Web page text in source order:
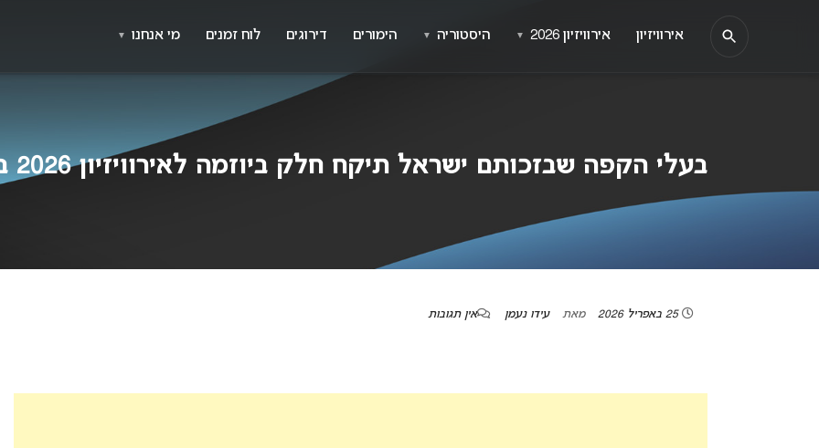
בעלי הקפה שבזכותם ישראל תיקח חלק ביוזמה לאירוויזיון 2026 בריאיון מיוחד
25 באפריל 2026 מאת עידו נעמן אין תגובות
אירוויזיון אירוויזיון 2026 ▼ היסטוריה ▼ הימורים דירוגים לוח זמנים מי אנחנו ▼